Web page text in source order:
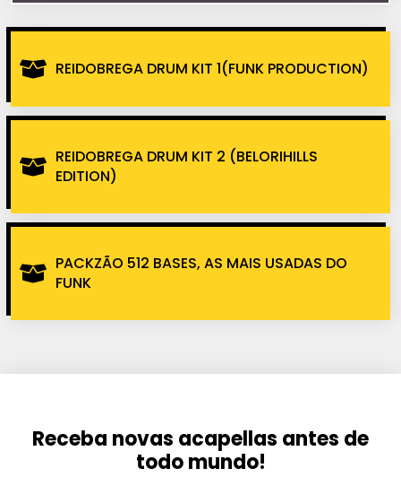
REIDOBREGA DRUM KIT 1(FUNK PRODUCTION)
REIDOBREGA DRUM KIT 2 (BELORIHILLS
EDITION)
PACKZÃO 512 BASES, AS MAIS USADAS DO
FUNK
Receba novas acapellas antes de
todo mundo!